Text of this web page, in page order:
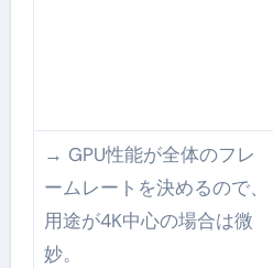
→ GPU性能が全体のフレ
ームレートを決めるので、
用途が4K中心の場合は微
妙。